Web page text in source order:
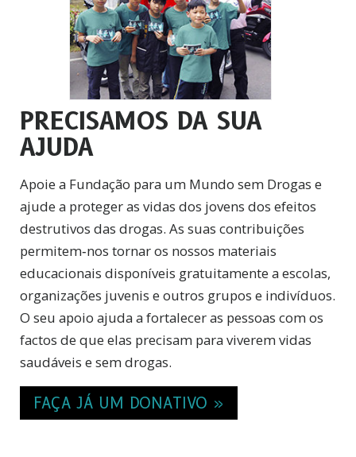
PRECISAMOS DA SUA
AJUDA
Apoie a Fundação para um Mundo sem Drogas e
ajude a proteger as vidas dos jovens dos efeitos
destrutivos das drogas. As suas contribuições
permitem‑nos tornar os nossos materiais
educacionais disponíveis gratuitamente a escolas,
organizações juvenis e outros grupos e indivíduos.
O seu apoio ajuda a fortalecer as pessoas com os
factos de que elas precisam para viverem vidas
saudáveis e sem drogas.
FAÇA JÁ UM DONATIVO »